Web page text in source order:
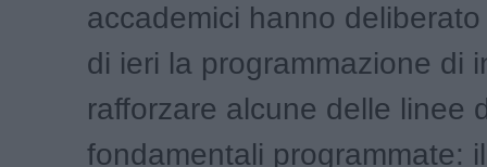
accademici hanno
di ieri la programmazione di
rafforzare alcune delle linee
fondamentali programmate: il